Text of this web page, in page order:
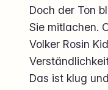
Doch der Ton
Sie mitlachen.
Volker Rosin
Das ist klug